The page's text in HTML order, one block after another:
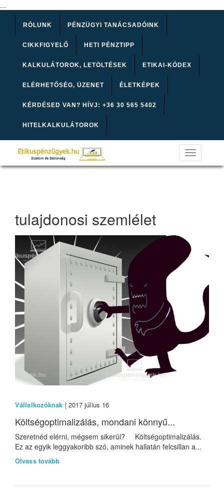
...
RÓLUNK PÉNZÜGYI TANÁCSADÓINK
CIKKFIGYELŐ HETI PÉNZTIPP
KALKULÁTOROK, LETÖLTÉSEK ETIKAI-KÓDEX
ELÉRHETŐSÉG, ÜZENET ÉLETKÉPEK
KÉRDÉSED VAN? HÍVJ: +36 30 565 5402
HITELKALKULÁTOROK
Toggle
navigation
tulajdonosi szemlélet
Vállalkozóknak | 2017 július 16
Költségoptimalizálás, mondani könnyű...
Szeretnéd elérni, mégsem sikerül? Költségoptimalizálás.
Ez az egyik leggyakoribb szó, aminek hallatán felcsillan a...
Olvass tovább